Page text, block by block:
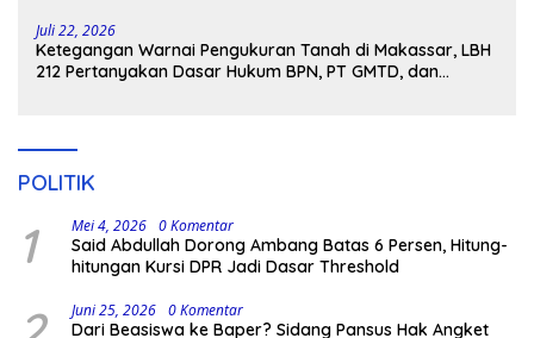
Juli 22, 2026
Ketegangan Warnai Pengukuran Tanah di Makassar, LBH
212 Pertanyakan Dasar Hukum BPN, PT GMTD, dan
POLITIK
1 Mei 4, 2026 0 Komentar
Said Abdullah Dorong Ambang Batas 6 Persen, Hitung-
hitungan Kursi DPR Jadi Dasar Threshold
Juni 25, 2026 0 Komentar
Dari Beasiswa ke Baper? Sidang Pansus Hak Angket